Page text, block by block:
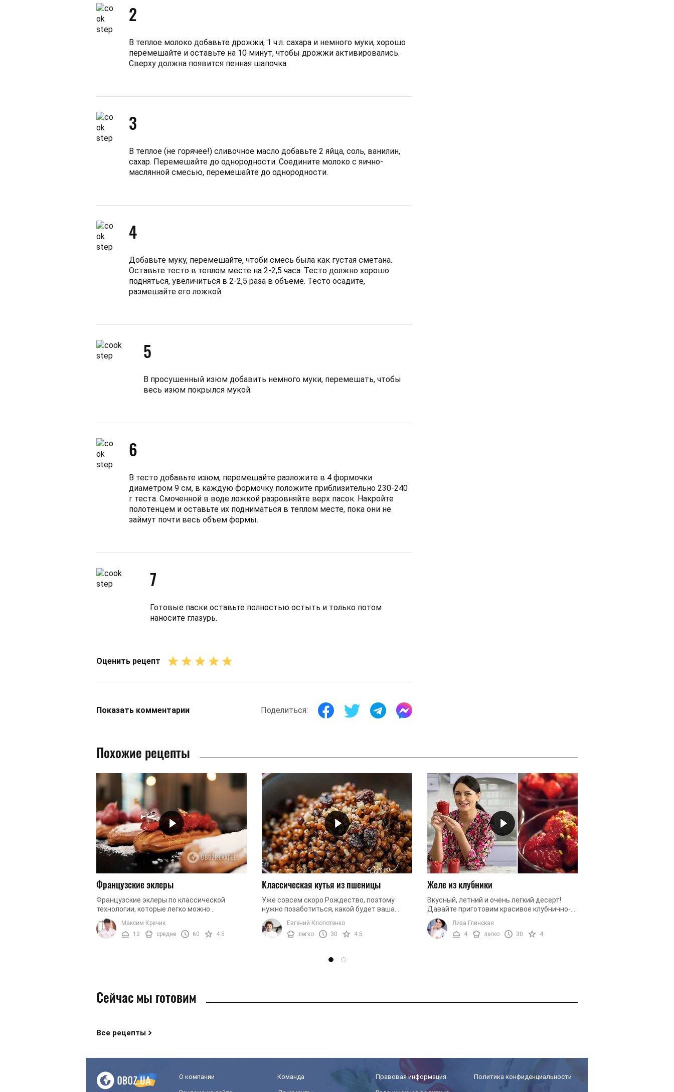
2
В теплое молоко добавьте дрожжи, 1 ч.л. сахара и немного муки, хорошо
перемешайте и оставьте на 10 минут, чтобы дрожжи активировались.
Сверху должна появится пенная шапочка.
3
В теплое (не горячее!) сливочное масло добавьте 2 яйца, соль, ванилин,
сахар. Перемешайте до однородности. Соедините молоко с яично-
маслянной смесью, перемешайте до однородности.
4
Добавьте муку, перемешайте, чтоби смесь была как густая сметана.
Оставьте тесто в теплом месте на 2-2,5 часа. Тесто должно хорошо
подняться, увеличиться в 2-2,5 раза в объеме. Тесто осадите,
размешайте его ложкой.
5
В просушенный изюм добавить немного муки, перемешать, чтобы
весь изюм покрылся мукой.
6
В тесто добавьте изюм, перемешайте разложите в 4 формочки
диаметром 9 см, в каждую формочку положите приблизительно 230-240
г теста. Смоченной в воде ложкой разровняйте верх пасок. Накройте
полотенцем и оставьте их подниматься в теплом месте, пока они не
займут почти весь объем формы.
7
Готовые паски оставьте полностью остыть и только потом
наносите глазурь.
Оценить рецепт
Показать комментарии Поделиться:
Похожие рецепты
Французские эклеры
Французские эклеры по классической
технологии, которые легко можно
приготовить дома. Сегодня мы готовим
эклеры с заварным кремом. Чтобы придать
крему ...
Максим Кречик
12
средне 60 4.5
Классическая кутья из пшеницы
Уже совсем скоро Рождество, поэтому
нужно позаботиться, какой будет ваша
праздничная кутья. В традиционный рецепт
входит настоящая пшеница, а также ...
Евгений Клопотенко
легко
30 4.5
Желе из клубники
Вкусный, летний и очень легкий десерт!
Давайте приготовим красивое клубнично-
лаймовое желе.
Лиза Глинская
4
легко 30 4
Сейчас мы готовим
Все рецепты
О компании Команда Правовая информация Политика конфиденциальности